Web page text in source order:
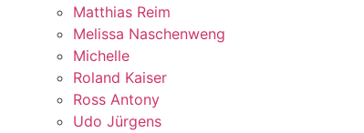
Matthias Reim
Melissa Naschenweng
Michelle
Roland Kaiser
Ross Antony
Udo Jürgens